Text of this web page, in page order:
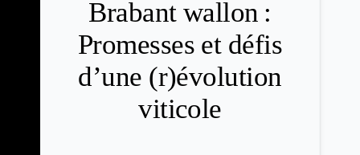
Brabant wallon :
Promesses et défis
d’une (r)évolution
viticole